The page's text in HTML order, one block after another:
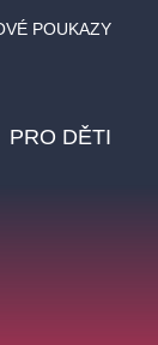
POUKAZY
PRO DĚTI